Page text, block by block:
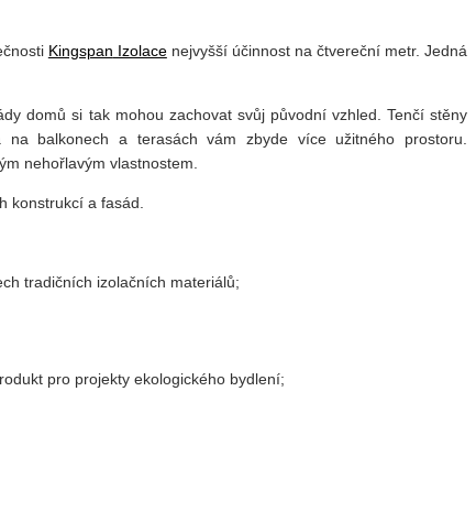
Kingspan Izolace nejvyšší účinnost na čtvereční metr. Jedná
domů si tak mohou zachovat svůj původní vzhled. Tenčí stěny
balkonech a terasách vám zbyde více užitného prostoru.
nehořlavým vlastnostem.
konstrukcí a fasád.
tradičních izolačních materiálů;
pro projekty ekologického bydlení;